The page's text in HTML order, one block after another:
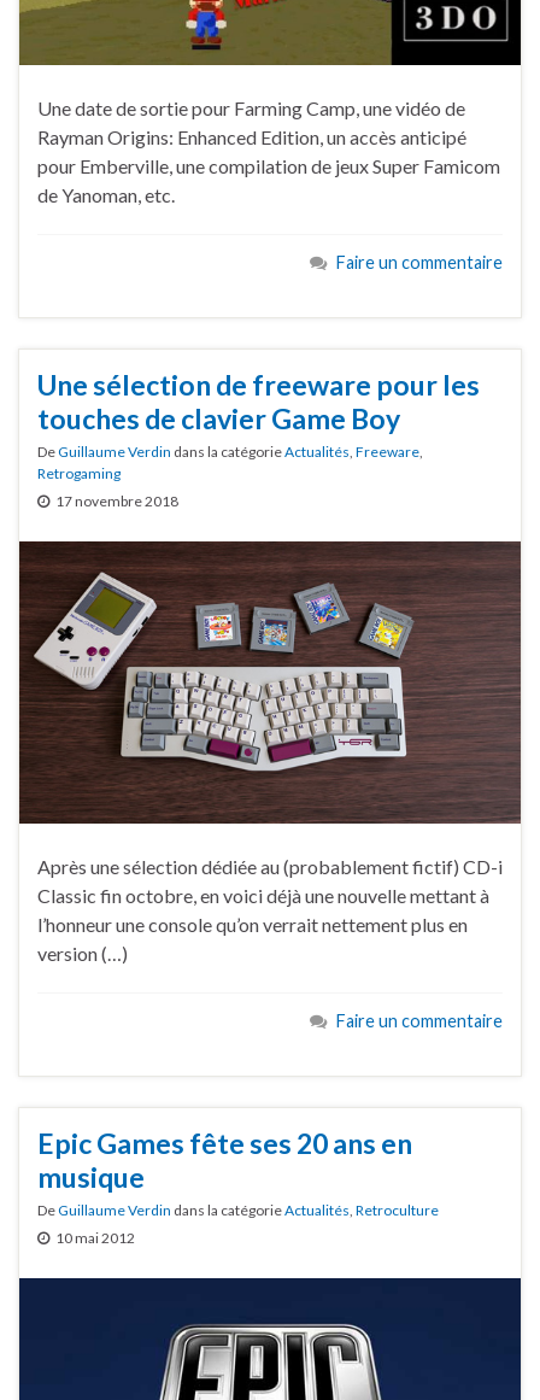
Une date de sortie pour Farming Camp, une vidéo de
Rayman Origins: Enhanced Edition, un accès anticipé
pour Emberville, une compilation de jeux Super Famicom
de Yanoman, etc.
Faire un commentaire
Une sélection de freeware pour les
touches de clavier Game Boy
DeGuillaume Verdin dans la catégorieActualités Freeware
Retrogaming
17 novembre 2018
Après une sélection dédiée au (probablement fictif) CD-i
Classic fin octobre, en voici déjà une nouvelle mettant à
l’honneur une console qu’on verrait nettement plus en
version (…)
Faire un commentaire
Epic Games fête ses 20 ans en
musique
DeGuillaume Verdin dans la catégorieActualités Retroculture
10 mai 2012